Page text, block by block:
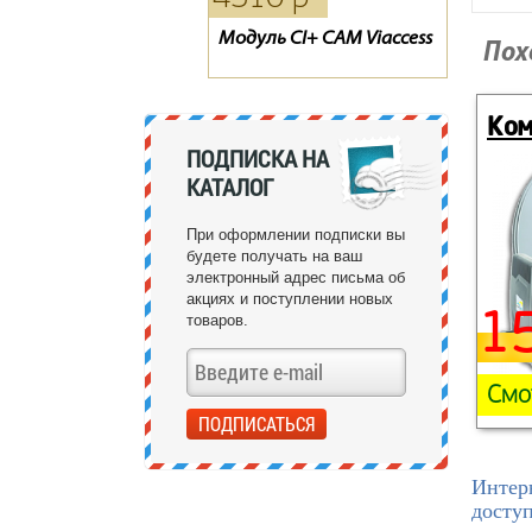
Модуль CI+ CAM Viaccess
Тарелка Супрал 0.55 м
Пульт для спутникового
X90, GLOBO X80 / X90
ПОДПИСКА НА
КАТАЛОГ
При оформлении подписки вы
будете получать на ваш
электронный адрес письма об
акциях и поступлении новых
товаров.